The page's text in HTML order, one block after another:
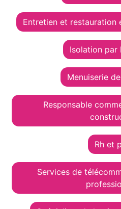
Entretien et restauration
Isolation par
Menuiserie
Responsable
Rh et
Services de